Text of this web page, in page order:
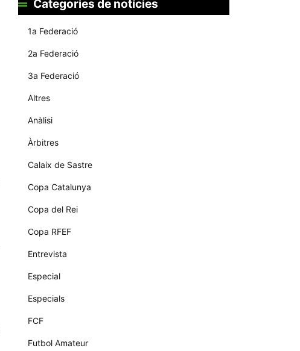
Categories de notícies
1a Federació
2a Federació
3a Federació
Altres
Anàlisi
Àrbitres
Calaix de Sastre
Copa Catalunya
Copa del Rei
Copa RFEF
Entrevista
Especial
Especials
FCF
Futbol Amateur